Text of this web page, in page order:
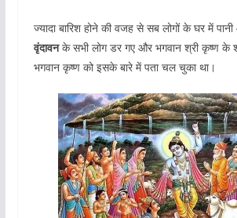
ज्यादा बारिश होने की वजह से सब लोगों के घर में
वृंदावनके सभी लोग डर गए और भगवान श्री कृष्ण के
भगवान कृष्ण को इसके बारे में पता चल चुका था।